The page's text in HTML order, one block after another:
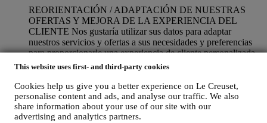
This website uses first- and third-party cookies
Cookies help us give you a better experience on Le Creuset,
personalise content and ads, and analyse our traffic. We also
share information about your use of our site with our
advertising and analytics partners.
REORIENTACIÓN / ADAPTACIÓN DE NUESTRAS
OFERTAS Y MEJORA DE LA EXPERIENCIA DEL
CLIENTE Nos gustaría utilizar sus datos para adaptar
nuestros servicios y ofertas a sus necesidades y preferencias
para proporcionarle una experiencia de cliente personalizada
de Le Creuset. Lo haremos analizando sus hábitos o intereses,
por ejemplo, en relación con los productos más vistos, su
interacción con nosotros en las redes sociales, qué páginas de
nuestro sitio web visita, qué contenido de nuestras ofertas lee
usted. Lo hacemos principalmente a través de cookies y
tecnologías similares (incluidos los píxeles de seguimiento en